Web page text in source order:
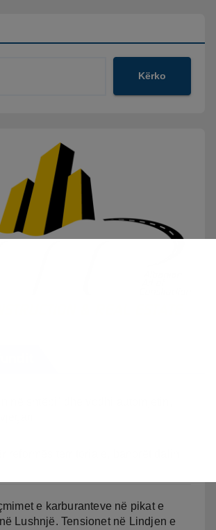
Kërko
e karburanteve në pikat e
Lushnjë. Tensionet në Lindjen e